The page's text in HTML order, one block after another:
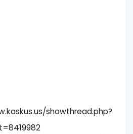
showthread.php?
t=8419982